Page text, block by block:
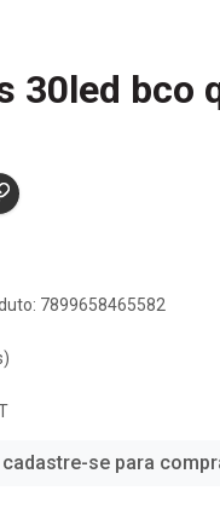
30led bco
7899658465582
se para